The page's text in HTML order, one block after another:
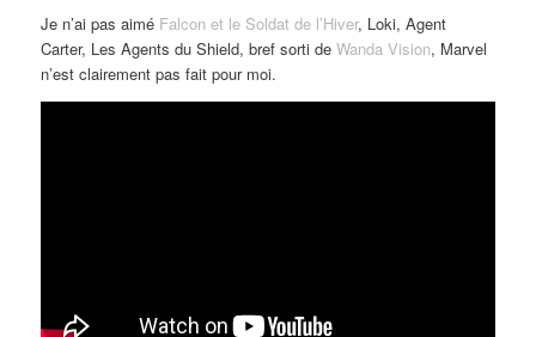
Je n’ai pas aimé Falcon et le Soldat de l’Hiver, Loki, Agent
Carter, Les Agents du Shield, bref sorti deWanda Vision, Marvel
n’est clairement pas fait pour moi.